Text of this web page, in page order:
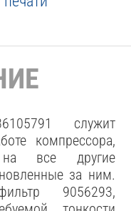
служит
компрессора,
все другие
за ним.
9056293,